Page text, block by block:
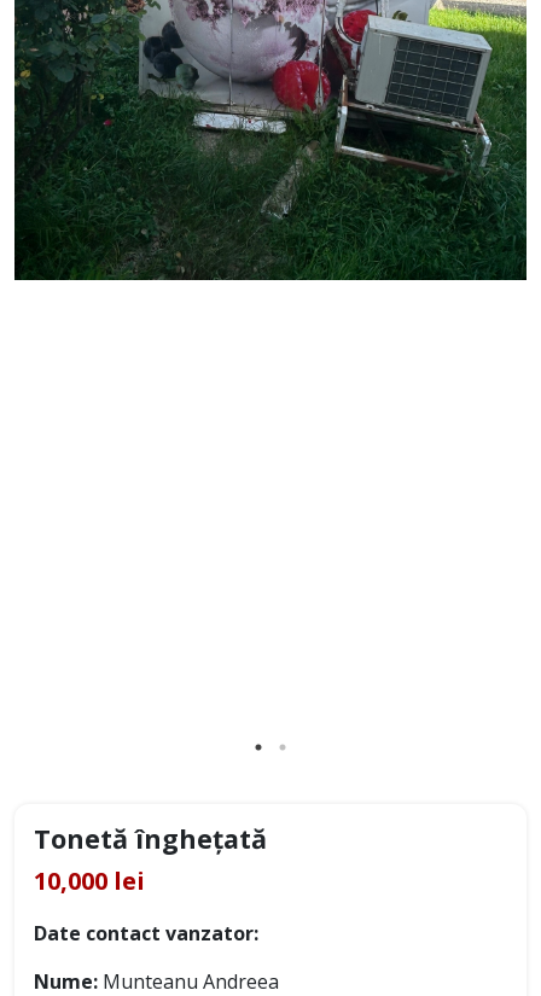
Tonetă înghețată
10,000 lei
Date contact vanzator:
Nume: Munteanu Andreea